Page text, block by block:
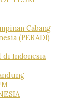
Cabang
(PERADI)
di Indonesia